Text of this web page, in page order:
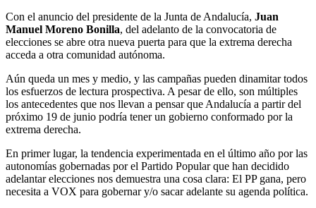
Con el anuncio del presidente de la Junta de Andalucía, Juan
Manuel Moreno Bonilla, del adelanto de la convocatoria de
elecciones se abre otra nueva puerta para que la extrema derecha
acceda a otra comunidad autónoma.
Aún queda un mes y medio, y las campañas pueden dinamitar todos
los esfuerzos de lectura prospectiva. A pesar de ello, son múltiples
los antecedentes que nos llevan a pensar que Andalucía a partir del
próximo 19 de junio podría tener un gobierno conformado por la
extrema derecha.
En primer lugar, la tendencia experimentada en el último año por las
autonomías gobernadas por el Partido Popular que han decidido
adelantar elecciones nos demuestra una cosa clara: El PP gana, pero
necesita a VOX para gobernar y/o sacar adelante su agenda política.